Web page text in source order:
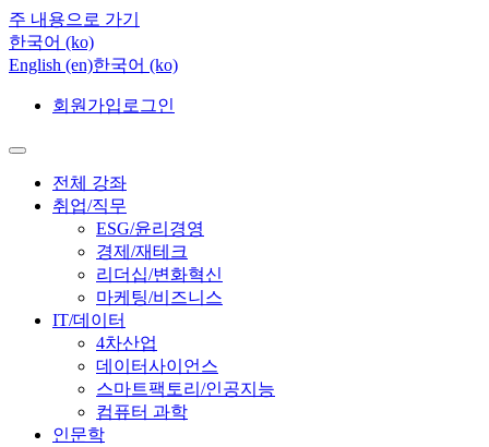
주 내용으로 가기
한국어 ‎(ko)‎
English ‎(en)‎한국어 ‎(ko)‎
회원가입 로그인
전체 강좌
취업/직무
ESG/윤리경영
경제/재테크
리더십/변화혁신
마케팅/비즈니스
IT/데이터
4차산업
데이터사이언스
스마트팩토리/인공지능
컴퓨터 과학
인문학